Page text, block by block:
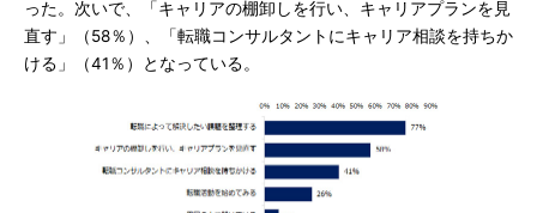
った。次いで、「キャリアの棚卸しを行い、キャリアプランを見
直す」（58％）、「転職コンサルタントにキャリア相談を持ちか
ける」（41％）となっている。